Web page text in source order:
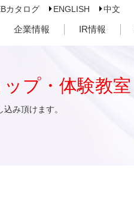
カタログ ENGLISH 中文
企業情報 IR情報
プ・体験教室
み頂けます。